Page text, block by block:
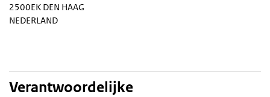
2500EK DEN HAAG
NEDERLAND
Verantwoordelijke